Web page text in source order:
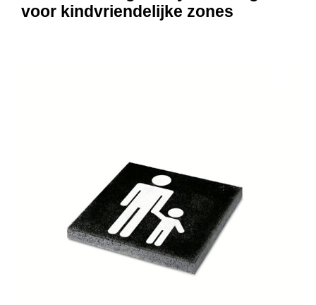
voor kindvriendelijke zones